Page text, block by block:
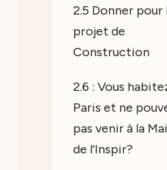
2.5 Donner pour
projet de
Construction
2.6 : Vous
Paris et ne
pas venir à la
de l'Inspir?